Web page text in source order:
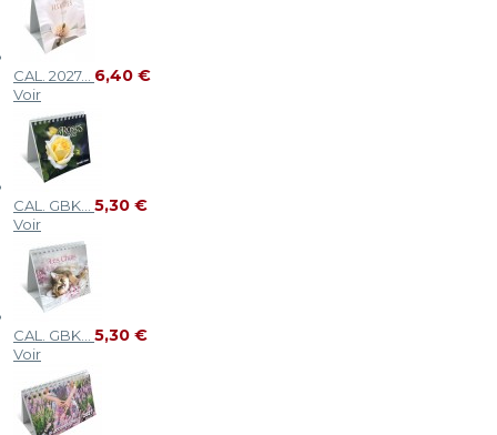
CAL. 2027... 6,40 €
Voir
CAL. GBK... 5,30 €
Voir
CAL. GBK... 5,30 €
Voir